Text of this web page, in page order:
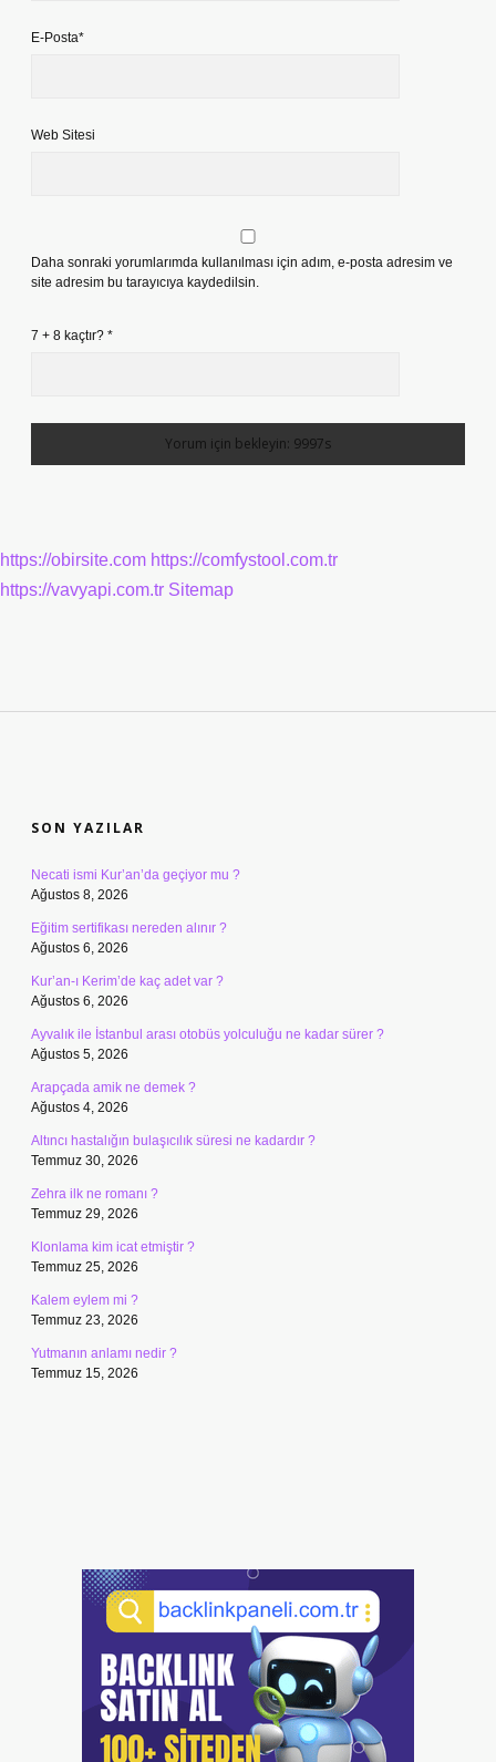
E-Posta*
Web Sitesi
Daha sonraki yorumlarımda kullanılması için adım, e-posta adresim ve
site adresim bu tarayıcıya kaydedilsin.
7 + 8 kaçtır? *
https://obirsite.com https://comfystool.com.tr
https://vavyapi.com.tr Sitemap
SON YAZILAR
Necati ismi Kur’an’da geçiyor mu ?
Ağustos 8, 2026
Eğitim sertifikası nereden alınır ?
Ağustos 6, 2026
Kur’an-ı Kerim’de kaç adet var ?
Ağustos 6, 2026
Ayvalık ile İstanbul arası otobüs yolculuğu ne kadar sürer ?
Ağustos 5, 2026
Arapçada amik ne demek ?
Ağustos 4, 2026
Altıncı hastalığın bulaşıcılık süresi ne kadardır ?
Temmuz 30, 2026
Zehra ilk ne romanı ?
Temmuz 29, 2026
Klonlama kim icat etmiştir ?
Temmuz 25, 2026
Kalem eylem mi ?
Temmuz 23, 2026
Yutmanın anlamı nedir ?
Temmuz 15, 2026